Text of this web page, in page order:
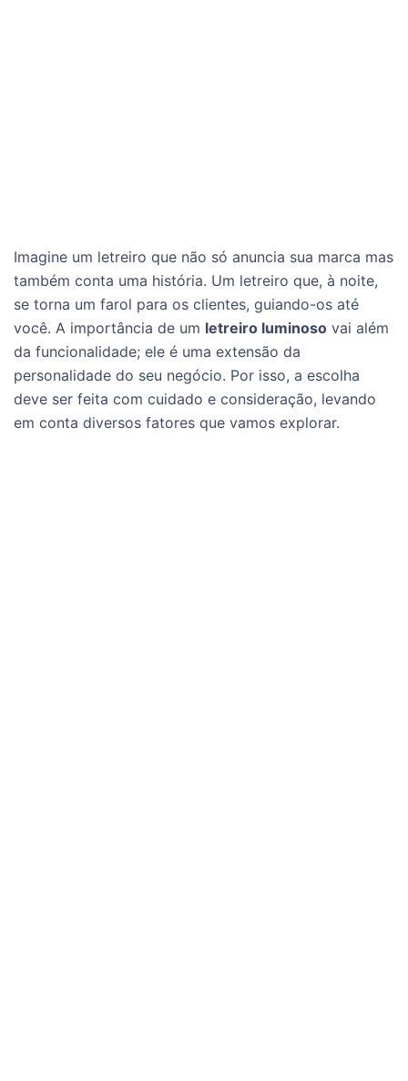
Imagine um letreiro que não só anuncia sua marca mas
também conta uma história. Um letreiro que, à noite,
se torna um farol para os clientes, guiando-os até
você. A importância de um letreiro luminoso vai além
da funcionalidade; ele é uma extensão da
personalidade do seu negócio. Por isso, a escolha
deve ser feita com cuidado e consideração, levando
em conta diversos fatores que vamos explorar.